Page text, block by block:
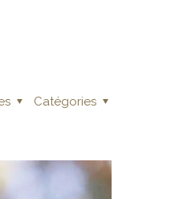
Catégories